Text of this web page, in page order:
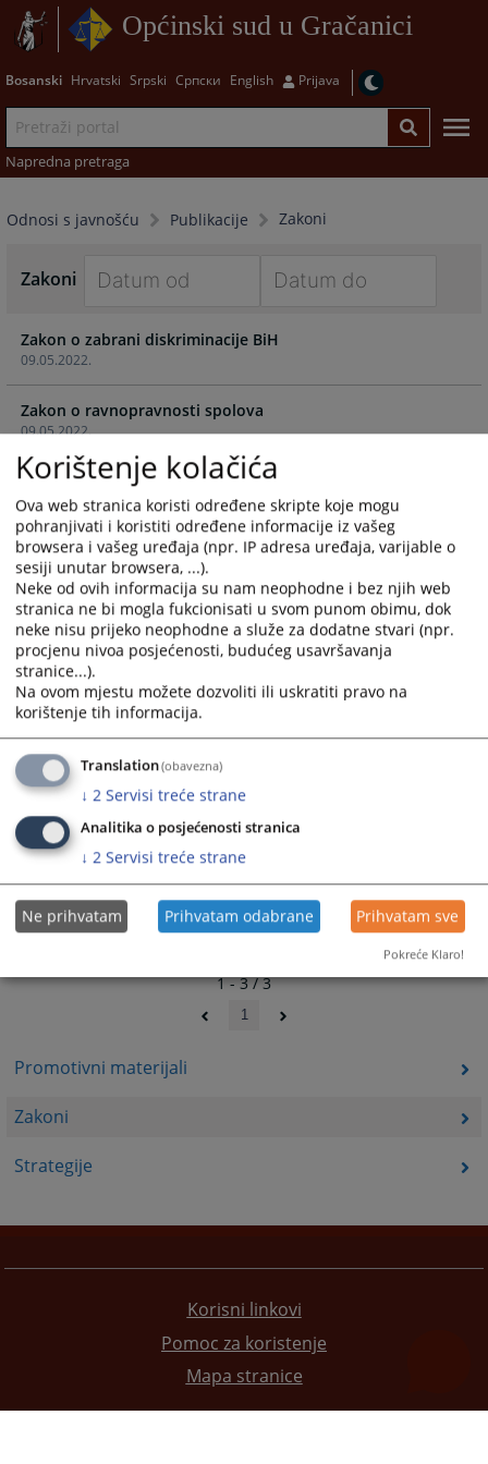
Općinski sud u Gračanici
Bosanski Hrvatski Srpski Српски English Prijava
Napredna pretraga
Odnosi s javnošću Publikacije Zakoni
Promotivni materijali
Zakoni
Strategije
Zakoni
forward
to
interact
with
the
calendar
and
select
a
date.
Press
the
question
mark
key
to
get
keyboard
shortcuts
for
dates.
forward
interact
with
the
calendar
and
select
a
date.
Press
the
question
mark
to
for
09.05.2022.
Zakon o zabrani diskriminacije BiH
09.05.2022.
Zakon o ravnopravnosti spolova
26.08.2009.
Zakon o pristupu informacijama
1 - 3 / 3
1
Korisni linkovi
Pomoc za koristenje
Mapa stranice
Korištenje kolačića
Ova web stranica koristi određene skripte koje mogu
pohranjivati i koristiti određene informacije iz vašeg
browsera i vašeg uređaja (npr. IP adresa uređaja, varijable o
sesiji unutar browsera, ...).
Neke od ovih informacija su nam neophodne i bez njih web
stranica ne bi mogla fukcionisati u svom punom obimu, dok
neke nisu prijeko neophodne a služe za dodatne stvari (npr.
procjenu nivoa posjećenosti, budućeg usavršavanja
stranice...).
Na ovom mjestu možete dozvoliti ili uskratiti pravo na
korištenje tih informacija.
Translation(obavezna)
↓ 2 Servisi treće strane
Analitika o posjećenosti stranica
↓ 2 Servisi treće strane
Ne prihvatam Prihvatam odabrane Prihvatam sve
Pokreće Klaro!